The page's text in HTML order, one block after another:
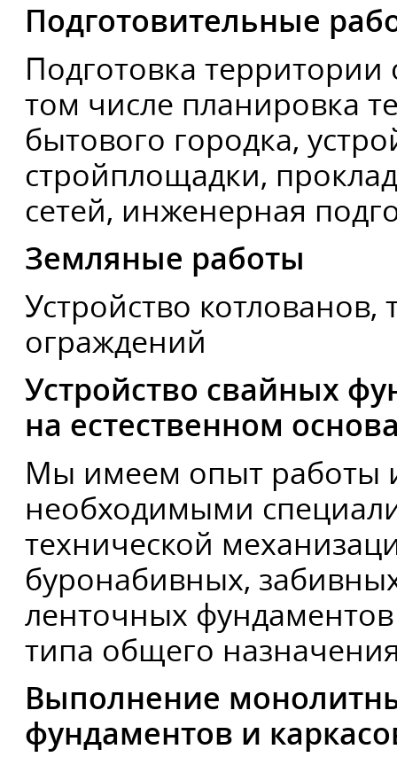
Подготовительные
Подготовка
том числе планировка
бытового городка,
стройплощадки,
сетей, инженерная
Земляные работы
Устройство
ограждений
Устройство свайных
на естественном
Мы имеем опыт работы
необходимыми
технической
буронабивных,
ленточных
типа общего
Выполнение
фундаментов и